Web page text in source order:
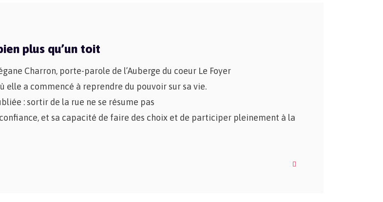
plus qu’un toit
Charron, porte-parole de l’Auberge du coeur Le Foyer
elle a commencé à reprendre du pouvoir sur sa vie.
: sortir de la rue ne se résume pas
et sa capacité de faire des choix et de participer pleinement à la